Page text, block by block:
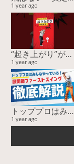
1 year ago
“起き上がり”が直らない本当の理由！ “回転”じゃなく“回旋”で飛距離と安定性が激変する
1 year ago
トッププロはみんなやっている！ 股関節ファーストスイングー『運動連鎖』に基づく股関節主導が最強を徹底解説
1 year ago